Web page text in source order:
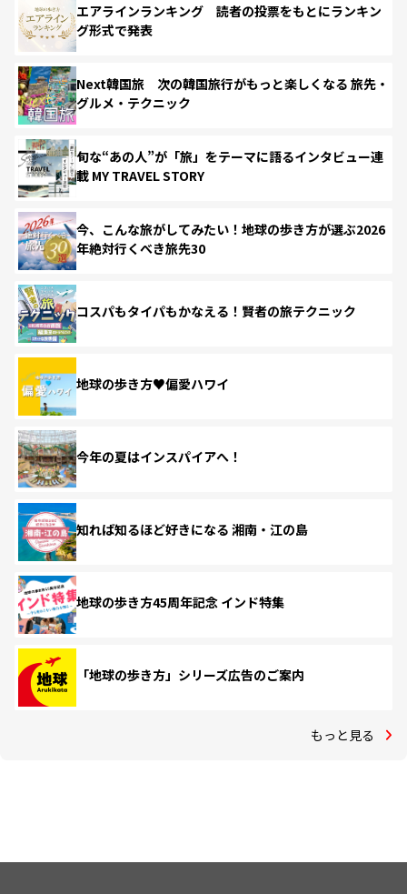
エアラインランキング 読者の投票をもとにランキン
グ形式で発表
Next韓国旅 次の韓国旅行がもっと楽しくなる 旅先・
グルメ・テクニック
旬な“あの人”が「旅」をテーマに語るインタビュー連
載 MY TRAVEL STORY
今、こんな旅がしてみたい！地球の歩き方が選ぶ2026
年絶対行くべき旅先30
コスパもタイパもかなえる！賢者の旅テクニック
地球の歩き方♥偏愛ハワイ
今年の夏はインスパイアへ！
知れば知るほど好きになる 湘南・江の島
地球の歩き方45周年記念 インド特集
「地球の歩き方」シリーズ広告のご案内
もっと見る